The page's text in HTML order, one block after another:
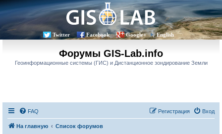
Twitter Facebook Google+ English
Форумы GIS-Lab.info
Геоинформационные системы (ГИС) и Дистанционное зондирование Земли
FAQ Вход
Регистрация
На главную Список форумов